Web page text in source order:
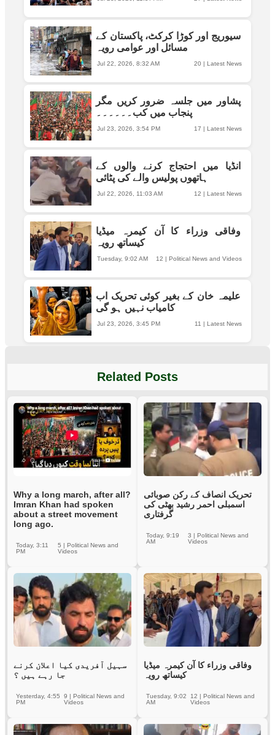
سیوریج اور کوڑا کرکٹ، پاکستان کے
مسائل اور عوامی رویہ
20 | Latest News
Jul 22, 2026, 8:32 AM
پشاور میں جلسہ ضرور کریں مگر
پنجاب میں کب۔۔۔۔۔۔
17 | Latest News
Jul 23, 2026, 3:54 PM
انڈیا میں احتجاج کرنے والوں کے
ہاتھوں پولیس والے کی پٹائی
12 | Latest News
Jul 22, 2026, 11:03 AM
وفاقی وزراء کا آن کیمرہ میڈیا
کیساتھ رویہ
12 | Political News and Videos
Tuesday, 9:02 AM
علیمہ خان کے بغیر کوئی تحریک اب
کامیاب نہیں ہو گی
11 | Latest News
Jul 23, 2026, 3:45 PM
Related Posts
Why a long march, after all?
Imran Khan had spoken
about a street movement
long ago.
5 | Political News and
Videos
Today, 3:11
PM
تحریک انصاف کے رکن صوبائی
اسمبلی احمر رشید بھٹی کی
گرفتاری
3 | Political News and
Videos
Today, 9:19
AM
سہیل آفریدی کیا اعلان کرنے
جا رہے ہیں ؟
9 | Political News and
Videos
Yesterday, 4:55
PM
وفاقی وزراء کا آن کیمرہ میڈیا
کیساتھ رویہ
12 |Political News and
Videos
Tuesday, 9:02
AM